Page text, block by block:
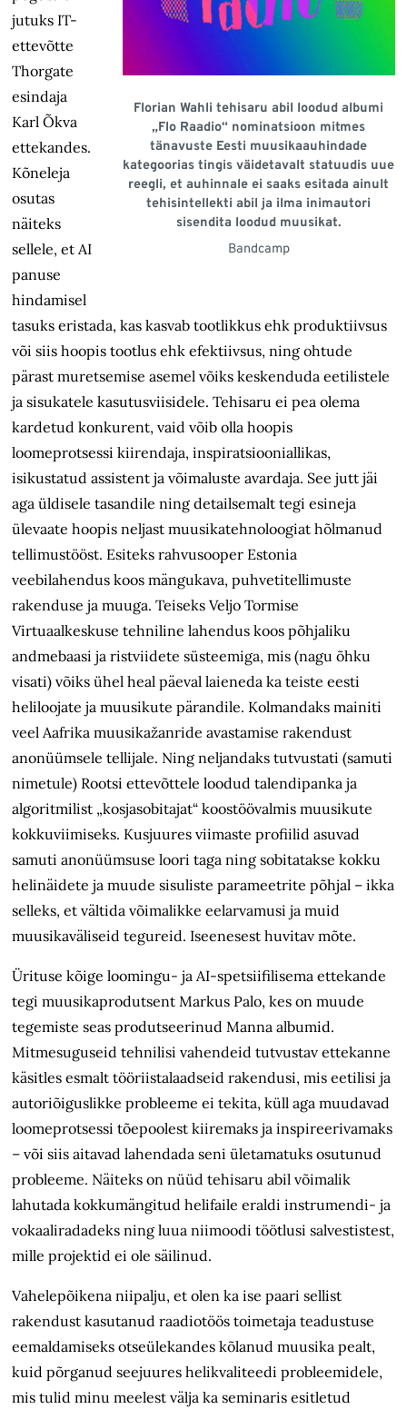
Florian Wahli tehisaru abil loodud albumi
„Flo Raadio“ nominatsioon mitmes
tänavuste Eesti muusikaauhindade
kategoorias tingis väidetavalt statuudis uue
reegli, et auhinnale ei saaks esitada ainult
tehisintellekti abil ja ilma inimautori
sisendita loodud muusikat.
Bandcamp
jutuks IT-
ettevõtte
Thorgate
esindaja
Karl Õkva
ettekandes.
Kõneleja
osutas
näiteks
sellele, et AI
panuse
hindamisel
tasuks eristada, kas kasvab tootlikkus ehk produktiivsus
või siis hoopis tootlus ehk efektiivsus, ning ohtude
pärast muretsemise asemel võiks keskenduda eetilistele
ja sisukatele kasutusviisidele. Tehisaru ei pea olema
kardetud konkurent, vaid võib olla hoopis
loomeprotsessi kiirendaja, inspiratsiooniallikas,
isikustatud assistent ja võimaluste avardaja. See jutt jäi
aga üldisele tasandile ning detailsemalt tegi esineja
ülevaate hoopis neljast muusikatehnoloogiat hõlmanud
tellimustööst. Esiteks rahvus­ooper Estonia
veebilahendus koos mängukava, puhvetitellimuste
rakenduse ja muuga. Teiseks Veljo Tormise
Virtuaalkeskuse tehniline lahendus koos põhjaliku
andmebaasi ja ristviidete süsteemiga, mis (nagu õhku
visati) võiks ühel heal päeval laieneda ka teiste eesti
heliloojate ja muusikute pärandile. Kolmandaks mainiti
veel Aafrika muusikažanride avastamise rakendust
anonüümsele tellijale. Ning neljandaks tutvustati (samuti
nimetule) Rootsi ettevõttele loodud talendipanka ja
algoritmilist „kosjasobitajat“ koostöövalmis muusikute
kokkuviimiseks. Kusjuures viimaste profiilid asuvad
samuti anonüümsuse loori taga ning sobitatakse kokku
helinäidete ja muude sisuliste parameetrite põhjal – ikka
selleks, et vältida võimalikke eel­arvamusi ja muid
muusikaväliseid tegureid. Iseenesest huvitav mõte.
Ürituse kõige loomingu- ja AI-spetsiifilisema ettekande
tegi muusika­produtsent Markus Palo, kes on muude
tegemiste seas produtseerinud Manna albumid.
Mitmesuguseid tehnilisi vahendeid tutvustav ettekanne
käsitles esmalt tööriistalaadseid rakendusi, mis eetilisi ja
autoriõiguslikke probleeme ei tekita, küll aga muudavad
loomeprotsessi tõepoolest kiiremaks ja inspireerivamaks
– või siis aitavad lahendada seni ületamatuks osutunud
probleeme. Näiteks on nüüd tehisaru abil võimalik
lahutada kokkumängitud helifaile eraldi instrumendi- ja
vokaaliradadeks ning luua niimoodi töötlusi salvestistest,
mille projektid ei ole säilinud.
Vahelepõikena niipalju, et olen ka ise paari sellist
rakendust kasutanud raadiotöös toimetaja teadustuse
eemaldamiseks otseülekandes kõlanud muusika pealt,
kuid põrganud seejuures helikvaliteedi probleemidele,
mis tulid minu meelest välja ka seminaris esitletud